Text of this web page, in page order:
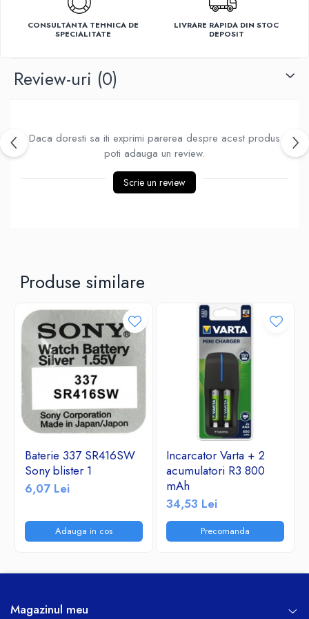
CONSULTANTA TEHNICA DE
SPECIALITATE
LIVRARE RAPIDA DIN STOC
DEPOSIT
Review-uri (0)
Daca doresti sa iti exprimi parerea despre acest produs
poti adauga un review.
Scrie un review
Produse similare
Baterie 337 SR416SW
Sony blister 1
6,07 Lei
Adauga in cos
Incarcator Varta + 2
acumulatori R3 800
mAh
34,53 Lei
Precomanda
Magazinul meu